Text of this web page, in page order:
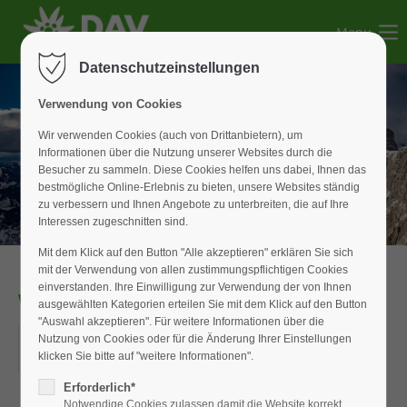
Der Eintrag "offcanvas-col2" existiert leider nicht.
Der Eintrag "offcanvas-col3" existiert leider nicht.
Der Eintrag "offcanvas-col4" existiert leider nicht.
Menu
WAN Senioren
20.03.2025
ORT: WIESENSTRASSE IN WEISSENBURG
Datenschutzeinstellungen
Verwendung von Cookies
Wir verwenden Cookies (auch von Drittanbietern), um
Informationen über die Nutzung unserer Websites durch die
Besucher zu sammeln. Diese Cookies helfen uns dabei, Ihnen das
bestmögliche Online-Erlebnis zu bieten, unsere Websites ständig
zu verbessern und Ihnen Angebote zu unterbreiten, die auf Ihre
Interessen zugeschnitten sind.
Mit dem Klick auf den Button "Alle akzeptieren" erklären Sie sich
mit der Verwendung von allen zustimmungspflichtigen Cookies
einverstanden. Ihre Einwilligung zur Verwendung der von Ihnen
ausgewählten Kategorien erteilen Sie mit dem Klick auf den Button
"Auswahl akzeptieren". Für weitere Informationen über die
Nutzung von Cookies oder für die Änderung Ihrer Einstellungen
klicken Sie bitte auf "weitere Informationen".
Erforderlich*
Notwendige Cookies zulassen damit die Website korrekt